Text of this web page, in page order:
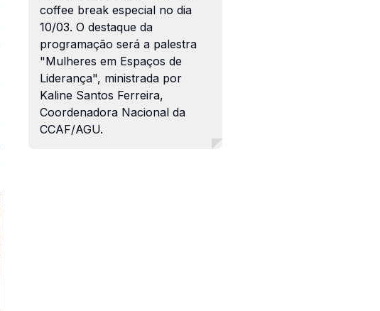
coffee break especial no dia
10/03. O destaque da
programação será a palestra
"Mulheres em Espaços de
Liderança", ministrada por
Kaline Santos Ferreira,
Coordenadora Nacional da
CCAF/AGU.